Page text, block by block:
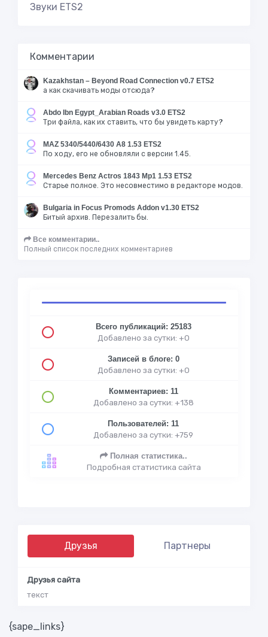
Звуки ETS2
Комментарии
Kazakhstan – Beyond Road Connection v0.7 ETS2
а как скачивать моды отсюда?
Abdo Ibn Egypt_Arabian Roads v3.0 ETS2
Три файла, как их ставить, что бы увидеть карту?
MAZ 5340/5440/6430 A8 1.53 ETS2
По ходу, его не обновляли с версии 1.45.
Mercedes Benz Actros 1843 Mp1 1.53 ETS2
Старье полное. Это несовместимо в редакторе модов.
Bulgaria in Focus Promods Addon v1.30 ETS2
Битый архив. Перезалить бы.
Все комментарии..
Полный список последних комментариев
Всего публикаций: 25183
Добавлено за сутки: +0
Записей в блоге: 0
Добавлено за сутки: +0
Комментариев: 11
Добавлено за сутки: +138
Пользователей: 11
Добавлено за сутки: +759
Полная статистика..
Подробная статистика сайта
Друзья Партнеры
Друзья сайта
текст
{sape_links}